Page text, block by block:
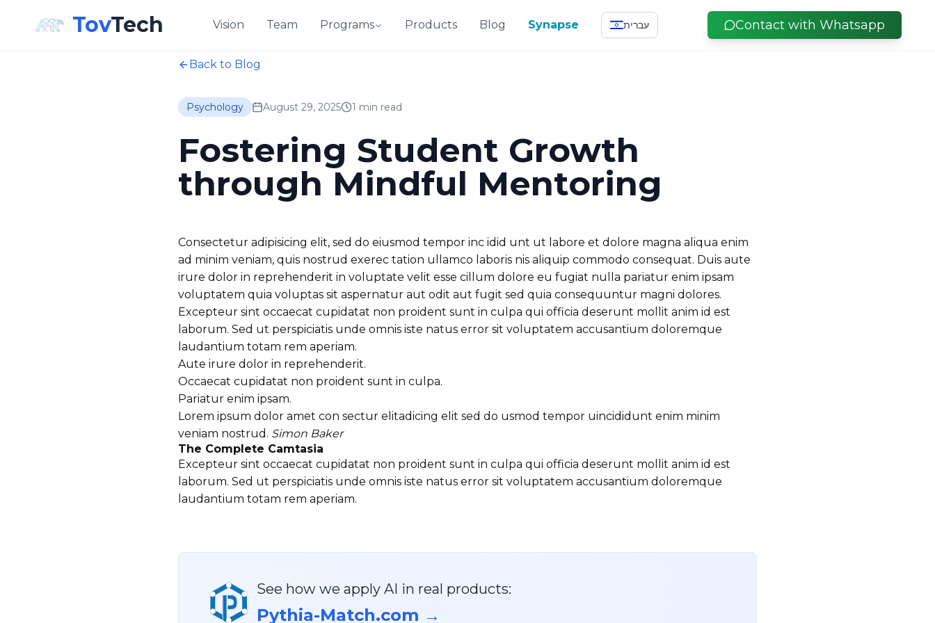
TovTech Vision Team Programs Products Blog Synapse עברית Contact with Whatsapp
Back to Blog
Psychology August 29, 2025 1 min read
Fostering Student Growth
through Mindful Mentoring
Consectetur adipisicing elit, sed do eiusmod tempor inc idid unt ut labore et dolore magna aliqua enim
ad minim veniam, quis nostrud exerec tation ullamco laboris nis aliquip commodo consequat. Duis aute
irure dolor in reprehenderit in voluptate velit esse cillum dolore eu fugiat nulla pariatur enim ipsam
voluptatem quia voluptas sit aspernatur aut odit aut fugit sed quia consequuntur magni dolores.
Excepteur sint occaecat cupidatat non proident sunt in culpa qui officia deserunt mollit anim id est
laborum. Sed ut perspiciatis unde omnis iste natus error sit voluptatem accusantium doloremque
laudantium totam rem aperiam.
Aute irure dolor in reprehenderit.
Occaecat cupidatat non proident sunt in culpa.
Pariatur enim ipsam.
Lorem ipsum dolor amet con sectur elitadicing elit sed do usmod tempor uincididunt enim minim
veniam nostrud. Simon Baker
The Complete Camtasia
Excepteur sint occaecat cupidatat non proident sunt in culpa qui officia deserunt mollit anim id est
laborum. Sed ut perspiciatis unde omnis iste natus error sit voluptatem accusantium doloremque
laudantium totam rem aperiam.
See how we apply AI in real products:
Pythia-Match.com →